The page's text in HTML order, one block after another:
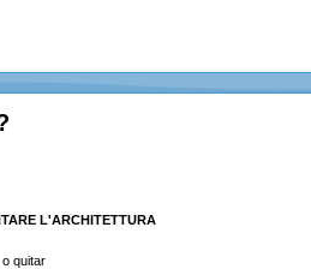
L'ARCHITETTURA
oquitar